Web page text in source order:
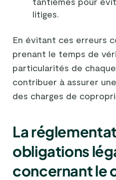
litiges.
En évitant ces erreurs
prenant le temps de
particularités de
contribuer à assurer
des charges de
La
obligations
concernant le